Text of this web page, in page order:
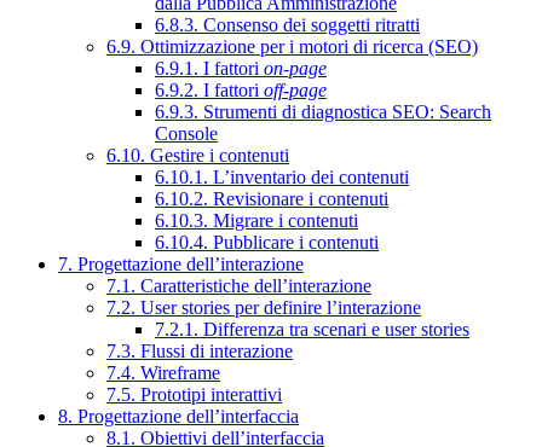
6.8.3. Consenso dei soggetti ritratti
6.9. Ottimizzazione per i motori di ricerca (SEO)
6.9.1. I fattori on-page
6.9.2. I fattori off-page
6.9.3. Strumenti di diagnostica SEO: Search
Console
6.10. Gestire i contenuti
6.10.1. L’inventario dei contenuti
6.10.2. Revisionare i contenuti
6.10.3. Migrare i contenuti
6.10.4. Pubblicare i contenuti
7. Progettazione dell’interazione
7.1. Caratteristiche dell’interazione
7.2. User stories per definire l’interazione
7.2.1. Differenza tra scenari e user stories
7.3. Flussi di interazione
7.4. Wireframe
7.5. Prototipi interattivi
8. Progettazione dell’interfaccia
8.1. Obiettivi dell’interfaccia